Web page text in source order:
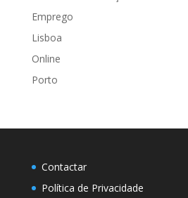
Emprego
Lisboa
Online
Porto
Contactar
Política de Privacidade